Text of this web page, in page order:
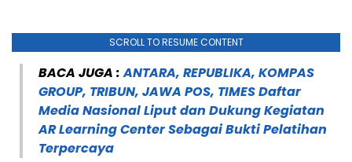
SCROLL TO RESUME CONTENT
BACA JUGA :ANTARA, REPUBLIKA, KOMPAS
GROUP, TRIBUN, JAWA POS, TIMES Daftar
Media Nasional Liput dan Dukung Kegiatan
AR Learning Center Sebagai Bukti Pelatihan
Terpercaya